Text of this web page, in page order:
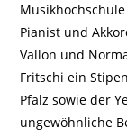
Pianist und
Vallon und
Fritschi ein
Pfalz sowie der
ungewöhnliche